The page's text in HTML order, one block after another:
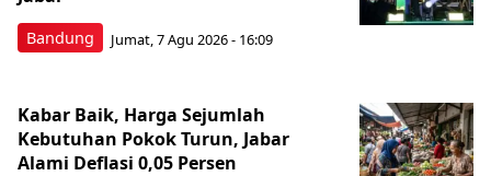
Bandung Jumat, 7 Agu 2026 - 16:09
Kabar Baik, Harga Sejumlah
Kebutuhan Pokok Turun, Jabar
Alami Deflasi 0,05 Persen